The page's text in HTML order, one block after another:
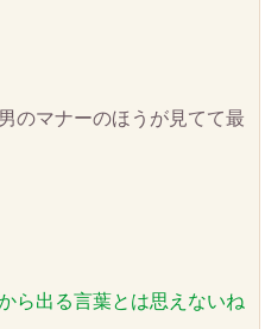
のマナーのほうが見てて最
ら出る言葉とは思えないね